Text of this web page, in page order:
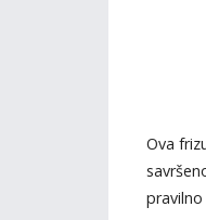
Ova